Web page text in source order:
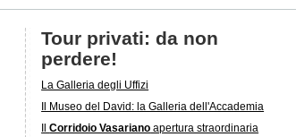
Tour privati: da non
perdere!
La Galleria degli Uffizi
Il Museo del David: la Galleria dell'Accademia
IlCorridoio Vasariano apertura straordinaria